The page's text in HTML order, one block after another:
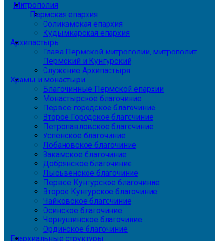
Митрополия
Пермская епархия
Соликамская епархия
Кудымкарская епархия
Архипастырь
Глава Пермской митрополии, митрополит
Пермский и Кунгурский
Служение Архипастыря
Храмы и монастыри
Благочинные Пермской епархии
Монастырское благочиние
Первое городское благочиние
Второе Городское благочиние
Петропавловское благочиние
Успенское благочиние
Лобановское благочиние
Закамское благочиние
Добрянское благочиние
Лысьвенское благочиние
Первое Кунгурское благочиние
Второе Кунгурское благочиние
Чайковское благочиние
Осинское благочиние
Чернушинское благочиние
Ординское благочиние
Епархиальные структуры